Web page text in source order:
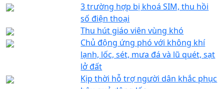
3 trường hợp bị khoá SIM, thu hồi
số điện thoại
Thu hút giáo viên vùng khó
Chủ động ứng phó với không khí
lạnh, lốc, sét, mưa đá và lũ quét, sạt
lở đất
Kịp thời hỗ trợ người dân khắc phục